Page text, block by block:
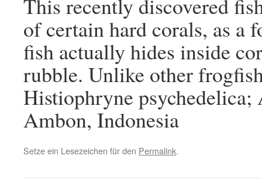
This recently discovered
of certain hard corals, as a
fish actually hides inside
rubble. Unlike other
Histiophryne psychedelica;
Ambon, Indonesia
Setze ein Lesezeichen für den Permalink.